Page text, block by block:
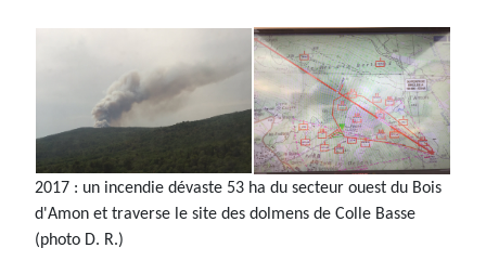
2017 : un incendie dévaste 53 ha du secteur ouest du Bois
d'Amon et traverse le site des dolmens de Colle Basse
(photo D. R.)